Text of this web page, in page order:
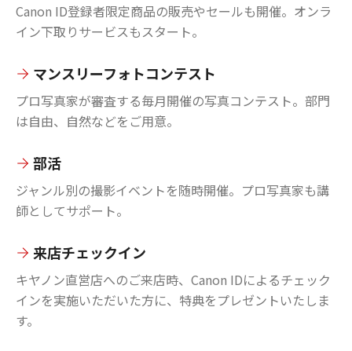
Canon ID登録者限定商品の販売やセールも開催。オンラ
イン下取りサービスもスタート。
マンスリーフォトコンテスト
プロ写真家が審査する毎月開催の写真コンテスト。部門
は自由、自然などをご用意。
部活
ジャンル別の撮影イベントを随時開催。プロ写真家も講
師としてサポート。
来店チェックイン
キヤノン直営店へのご来店時、Canon IDによるチェック
インを実施いただいた方に、特典をプレゼントいたしま
す。